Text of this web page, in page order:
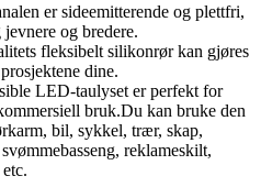
er sideemitterende og plettfri,
og bredere.
fleksibelt silikonrør kan gjøres
dine.
LED-taulyset er perfekt for
bruk.Du kan bruke den
bil, sykkel, trær, skap,
reklameskilt,